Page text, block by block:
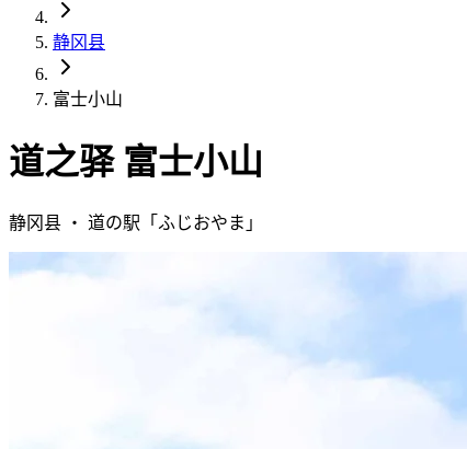
静冈县
富士小山
道之驿 富士小山
静冈县 ・ 道の駅「 ふじおやま 」